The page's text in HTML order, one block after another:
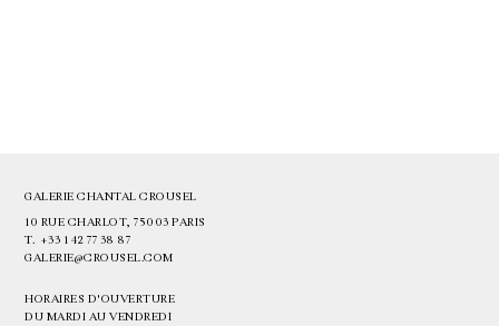
GALERIE CHANTAL CROUSEL
10 RUE CHARLOT, 75003 PARIS
T. +33 1 42 77 38 87
GALERIE@CROUSEL.COM
HORAIRES D'OUVERTURE
DU MARDI AU VENDREDI